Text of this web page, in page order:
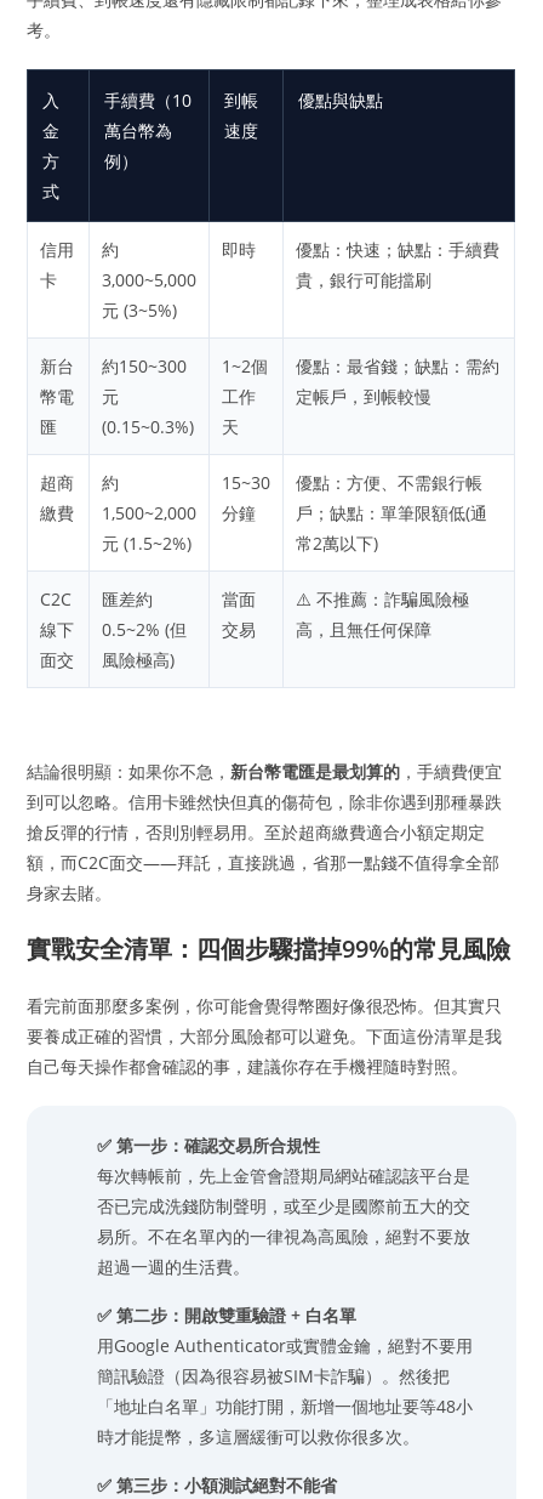
考。
入
金
方
式
手續費（10
萬台幣為
例）
到帳
速度
優點與缺點
信用
卡
約
3,000~5,000
元 (3~5%)
即時
優點：快速；缺點：手續費
貴，銀行可能擋刷
新台
幣電
匯
約150~300
元
(0.15~0.3%)
1~2個
工作
天
優點：最省錢；缺點：需約
定帳戶，到帳較慢
超商
繳費
約
1,500~2,000
元 (1.5~2%)
15~30
分鐘
優點：方便、不需銀行帳
戶；缺點：單筆限額低(通
常2萬以下)
C2C
線下
面交
匯差約
0.5~2% (但
風險極高)
當面
交易
⚠️ 不推薦：詐騙風險極
高，且無任何保障
結論很明顯：如果你不急，新台幣電匯是最划算的 ，手續費便宜
到可以忽略。信用卡雖然快但真的傷荷包，除非你遇到那種暴跌
搶反彈的行情，否則別輕易用。至於超商繳費適合小額定期定
額，而C2C面交——拜託，直接跳過，省那一點錢不值得拿全部
身家去賭。
實戰安全清單：四個步驟擋掉99%的常見風險
看完前面那麼多案例，你可能會覺得幣圈好像很恐怖。但其實只
要養成正確的習慣，大部分風險都可以避免。下面這份清單是我
自己每天操作都會確認的事，建議你存在手機裡隨時對照。
✅ 第一步：確認交易所合規性
每次轉帳前，先上金管會證期局網站確認該平台是
否已完成洗錢防制聲明，或至少是國際前五大的交
易所。不在名單內的一律視為高風險，絕對不要放
超過一週的生活費。
✅ 第二步：開啟雙重驗證 + 白名單
用Google Authenticator或實體金鑰，絕對不要用
簡訊驗證（因為很容易被SIM卡詐騙）。然後把
「地址白名單」功能打開，新增一個地址要等48小
時才能提幣，多這層緩衝可以救你很多次。
✅ 第三步：小額測試絕對不能省